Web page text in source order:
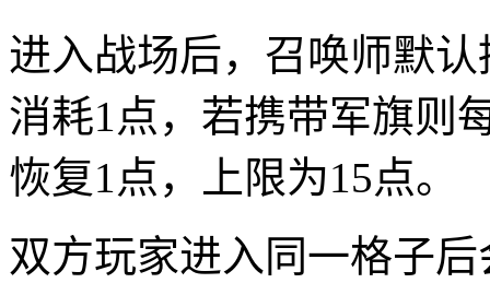
进入战场后，召唤师默
消耗1点，若携带军旗则
恢复1点，上限为15点。
双方玩家进入同一格子